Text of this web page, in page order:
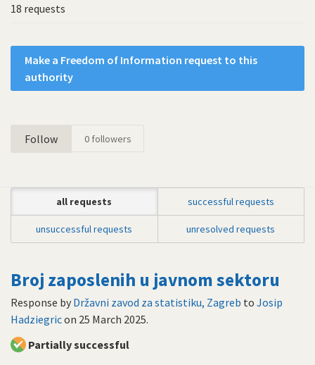
18 requests
Make a Freedom of Information request to this
authority
Follow 0followers
all requests successful requests
unsuccessful requests unresolved requests
Broj zaposlenih u javnom sektoru
Response by Državni zavod za statistiku, Zagreb to Josip
Hadziegricon 25 March 2025.
Partially successful